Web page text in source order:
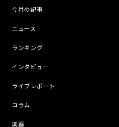
今月の記事
ニュース
ランキング
インタビュー
ライブレポート
コラム
楽器